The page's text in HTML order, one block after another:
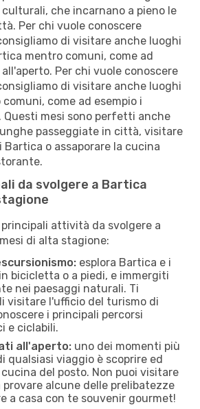
che incarnano a pieno le
Per chi vuole conoscere
di visitare anche luoghi
mentro comuni, come ad
Per chi vuole conoscere
di visitare anche luoghi
come ad esempio i
Questi mesi sono perfetti anche
passeggiate in città, visitare
o assaporare la cucina
da svolgere a Bartica
attività da svolgere a
di alta stagione:
esplora Bartica e i
bicicletta o a piedi, e immergiti
nei paesaggi naturali. Ti
visitare l'ufficio del turismo di
i principali percorsi
e ciclabili.
all'aperto: uno dei momenti più
qualsiasi viaggio è scoprire ed
cucina del posto. Non puoi visitare
alcune delle prelibatezze
a casa con te souvenir gourmet!